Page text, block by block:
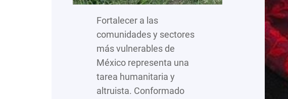
Fortalecer a las
comunidades y sectores
más vulnerables de
México representa una
tarea humanitaria y
altruista. Conformado